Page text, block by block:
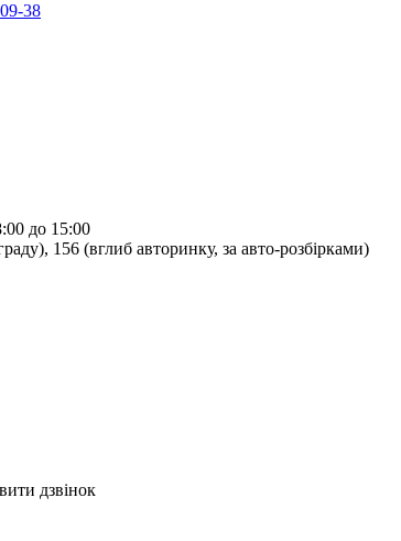
38
до 15:00
156 (вглиб авторинку, за авто-розбірками)
дзвінок